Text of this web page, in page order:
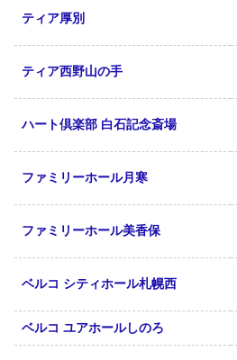
ティア厚別
ティア西野山の手
ハート倶楽部 白石記念斎場
ファミリーホール月寒
ファミリーホール美香保
ベルコ シティホール札幌西
ベルコ ユアホールしのろ